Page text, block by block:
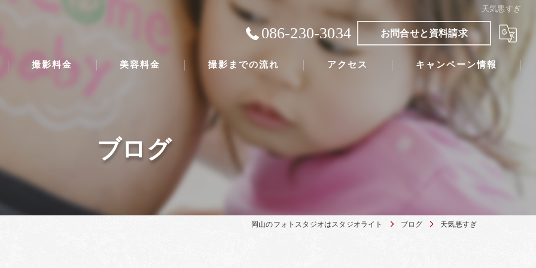
天気悪すぎ
086-230-3034 お問合せと資料請求
撮影料金 美容料金 撮影までの流れ アクセス キャンペーン情報
ブログ
岡山のフォトスタジオはスタジオライト ブログ 天気悪すぎ